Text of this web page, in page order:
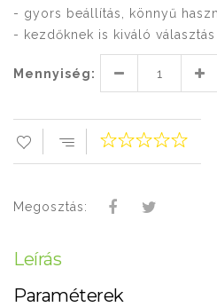
- gyors beállítás, könnyű
- kezdőknek is kiváló választás
Mennyiség:
Megosztás:
Leírás
Paraméterek